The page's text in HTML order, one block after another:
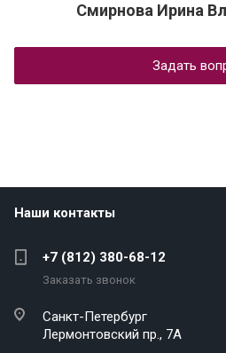
Смирнова Ирина
Задать
Наши контакты
+7 (812) 380-68-12
Заказать звонок
Санкт-Петербург
Лермонтовский пр., 7А